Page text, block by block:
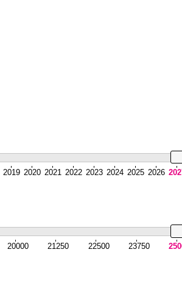
2019 2020 2021 2022 2023 2024 2025 2026
20000 21250 22500 23750